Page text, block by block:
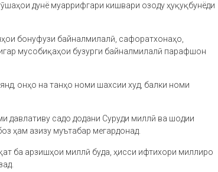
дунё муаррифгари кишвари озоду ҳуқуқбунёди
бонуфузи байналмилалӣ, сафоратхонаҳо,
мусобиқаҳои бузурги байналмилалӣ парафшон
онҳо на танҳо номи шахсии худ, балки номи
давлативу садо додани Суруди миллӣ ва шодии
ҳам азизу муътабар мегардонад.
ба арзишҳои миллӣ буда, ҳисси ифтихори миллиро